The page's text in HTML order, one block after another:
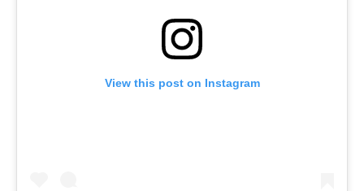
View this post on Instagram